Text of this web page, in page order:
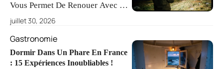
Vous Permet De Renouer Avec La
Nature Dans Un Cadre
Lacs D'altitude Et Hébergements
Uniques, Chaque Instant Devient
Une Expérience Inoubliable.
juillet 30, 2026
Gastronomie
Dormir Dans Un Phare En France
: 15 Expériences Inoubliables !